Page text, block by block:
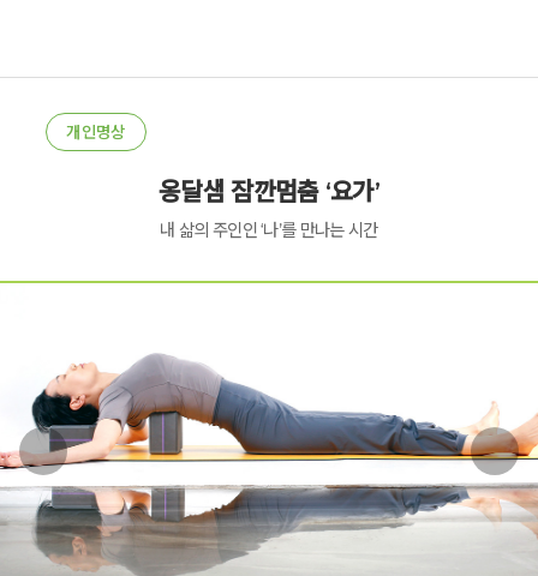
개인명상
옹달샘 잠깐멈춤 ‘요가’
내 삶의 주인인 ‘나’를 만나는 시간